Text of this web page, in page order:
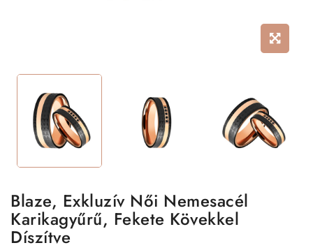
Blaze, Exkluzív Női Nemesacél
Karikagyűrű, Fekete Kövekkel
Díszítve